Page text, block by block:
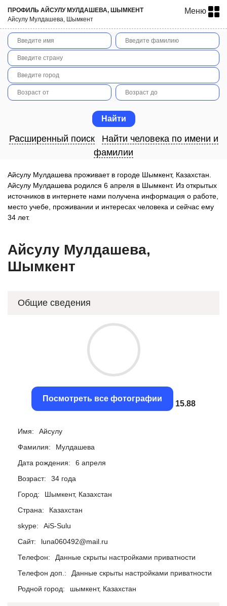
ПРОФИЛЬ АЙСУЛУ МУЛДАШЕВА, ШЫМКЕНТ
Айсулу Мулдашева, Шымкент
Меню
Расширенный поиск
Найти человека по имени и
фамилии
Айсулу Мулдашева проживает в городе Шымкент, Казахстан.
Айсулу Мулдашева родился 6 апреля в Шымкент. Из открытых
источников в интернете нами получена информация о работе,
место учебе, проживании и интересах человека и сейчас ему
34 лет.
Айсулу Мулдашева,
Шымкент
Общие сведения
Посмотреть все фотографии
15.58
Имя:
Айсулу
Фамилия:
Мулдашева
Дата рождения:
6 апреля
Возраст:
34 года
Город:
Шымкент, Казахстан
Страна:
Казахстан
skype:
AiS-Sulu
Сайт:
luna060492@mail.ru
Телефон:
Данные скрыты настройками приватности
Телефон доп.:
Данные скрыты настройками приватности
Родной город:
шымкент, Казахстан